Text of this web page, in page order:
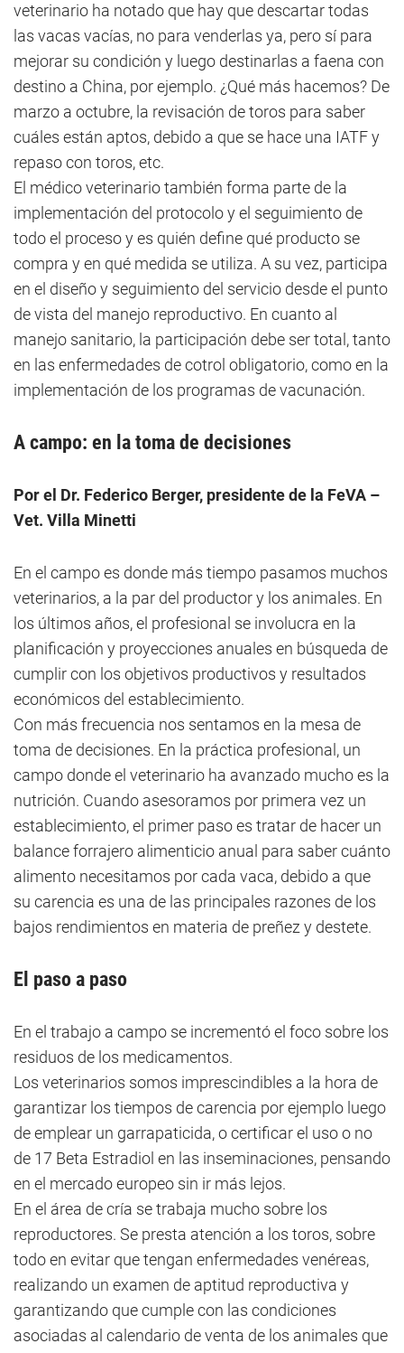
veterinario ha notado que hay que descartar todas
las vacas vacías, no para venderlas ya, pero sí para
mejorar su condición y luego destinarlas a faena con
destino a China, por ejemplo. ¿Qué más hacemos? De
marzo a octubre, la revisación de toros para saber
cuáles están aptos, debido a que se hace una IATF y
repaso con toros, etc.
El médico veterinario también forma parte de la
implementación del protocolo y el seguimiento de
todo el proceso y es quién define qué producto se
compra y en qué medida se utiliza. A su vez, participa
en el diseño y seguimiento del servicio desde el punto
de vista del manejo reproductivo. En cuanto al
manejo sanitario, la participación debe ser total, tanto
en las enfermedades de cotrol obligatorio, como en la
implementación de los programas de vacunación.
A campo: en la toma de decisiones
Por el Dr. Federico Berger, presidente de la FeVA –
Vet. Villa Minetti
En el campo es donde más tiempo pasamos muchos
veterinarios, a la par del productor y los animales. En
los últimos años, el profesional se involucra en la
planificación y proyecciones anuales en búsqueda de
cumplir con los objetivos productivos y resultados
económicos del establecimiento.
Con más frecuencia nos sentamos en la mesa de
toma de decisiones. En la práctica profesional, un
campo donde el veterinario ha avanzado mucho es la
nutrición. Cuando asesoramos por primera vez un
establecimiento, el primer paso es tratar de hacer un
balance forrajero alimenticio anual para saber cuánto
alimento necesitamos por cada vaca, debido a que
su carencia es una de las principales razones de los
bajos rendimientos en materia de preñez y destete.
El paso a paso
En el trabajo a campo se incrementó el foco sobre los
residuos de los medicamentos.
Los veterinarios somos imprescindibles a la hora de
garantizar los tiempos de carencia por ejemplo luego
de emplear un garrapaticida, o certificar el uso o no
de 17 Beta Estradiol en las inseminaciones, pensando
en el mercado europeo sin ir más lejos.
En el área de cría se trabaja mucho sobre los
reproductores. Se presta atención a los toros, sobre
todo en evitar que tengan enfermedades venéreas,
realizando un examen de aptitud reproductiva y
garantizando que cumple con las condiciones
asociadas al calendario de venta de los animales que